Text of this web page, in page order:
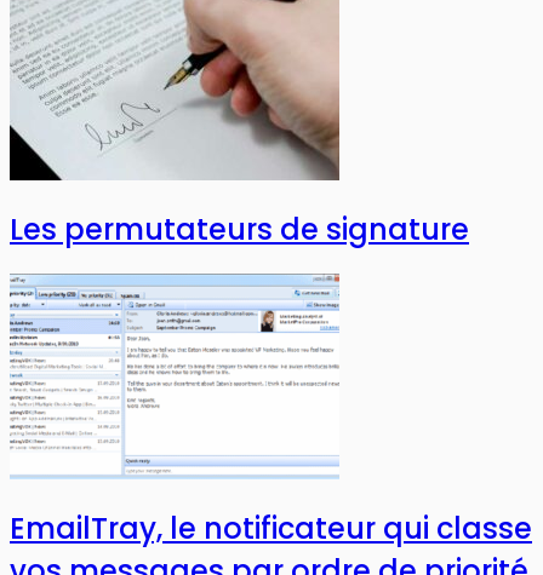
Les permutateurs de signature
EmailTray, le notificateur qui classe